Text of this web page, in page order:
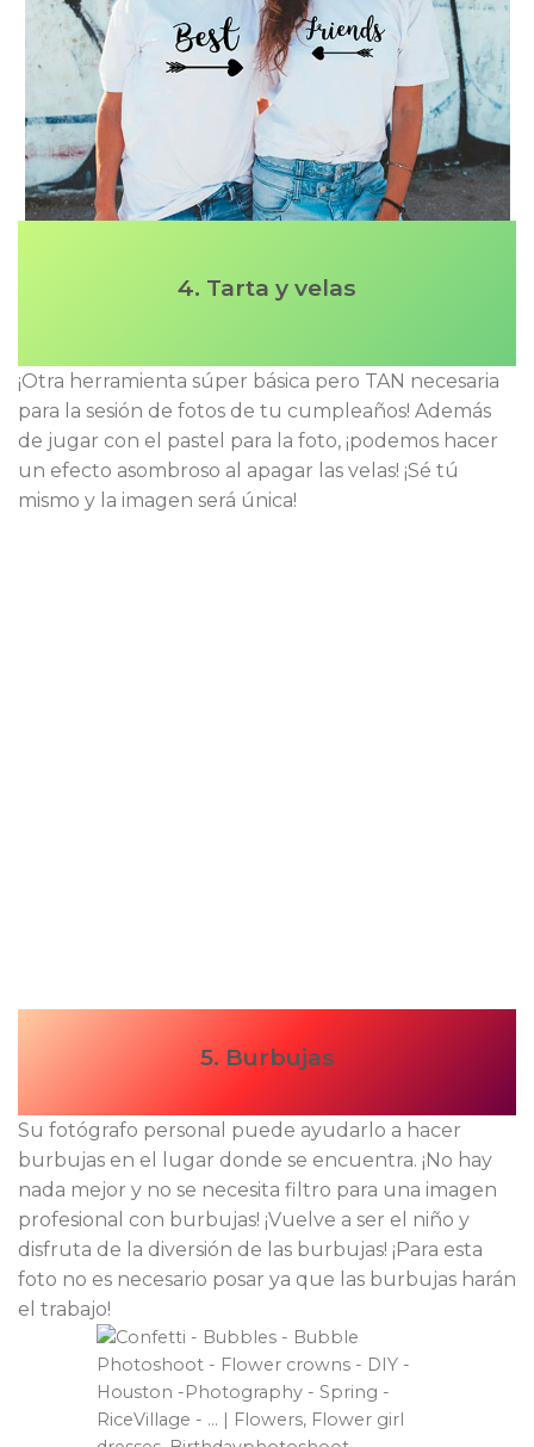
4. Tarta y velas
¡Otra herramienta súper básica pero TAN necesaria
para la sesión de fotos de tu cumpleaños! Además
de jugar con el pastel para la foto, ¡podemos hacer
un efecto asombroso al apagar las velas! ¡Sé tú
mismo y la imagen será única!
5. Burbujas
Su fotógrafo personal puede ayudarlo a hacer
burbujas en el lugar donde se encuentra. ¡No hay
nada mejor y no se necesita filtro para una imagen
profesional con burbujas! ¡Vuelve a ser el niño y
disfruta de la diversión de las burbujas! ¡Para esta
foto no es necesario posar ya que las burbujas harán
el trabajo!